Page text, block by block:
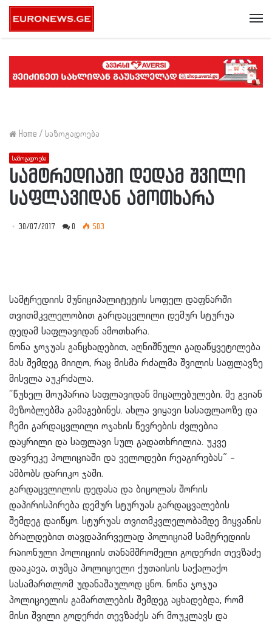
Home / საზოგადოება
საზოგადოება
სამტრედიაში დედამ შვილი
საფლავიდან ამოთხარა
30/07/2017 0 503
სამტრედიის მუნიციპალიტეტის სოფელ დაფნარში
თვითმკვლელობით გარდაცვლილი დემურ სტურუა
დედამ საფლავიდან ამოთხარა.
ნონა ჯოჯუას განცხადებით, აღნიშნული გადაწყვეტილება
მას შემდეგ მიიღო, რაც მისმა რძალმა შვილის საფლავზე
მისვლა აუკრძალა.
“წუხელ მოუპარია საფლავიდან მიცალებულები. მე გვიან
მეზობლებმა გამაგებინეს. ახლა ვიყავი სასაფლაოზე და
ჩემი გარდაცვლილი ოჯახის წევრების ძვლებია
დაყრილი და საფლავი სულ გადათხრილია. უკვე
დავრეკე პოლიციაში და ველოდები რეაგირებას” –
ამბობს დარიკო ჯაში.
გარდაცვლილის დედასა და ბიცოლას შორის
დაპირისპირება დემურ სტურუას გარდაცვალების
შემდეგ დაიწყო. სტურუას თვითმკვლელობამდე მიყვანის
ბრალდებით თავდაპირველად პოლიციამ სამტრედიის
რაიონული პოლიციის თანამშრომელი გოდერძი თევზაძე
დააკავა, თუმცა პოლიციელი ქუთაისის საქალაქო
სასამართლომ უდანაშაულოდ ცნო. ნონა ჯოჯუა
პოლიციელის გამართლების შემდეგ აცხადებდა, რომ
მისი შვილი გოდერძი თევზაძეს არ მოუკლავს და